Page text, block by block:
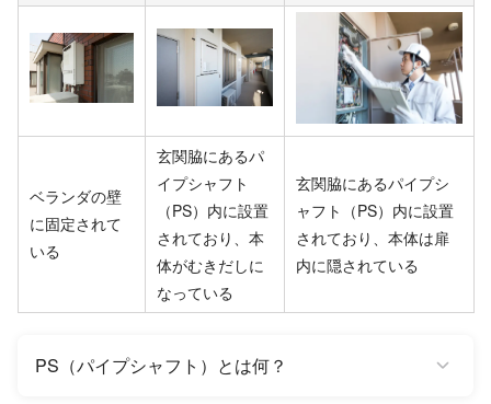
ベランダの壁
に固定されて
いる
玄関脇にあるパ
イプシャフト
（PS）内に設置
されており、本
体がむきだしに
なっている
玄関脇にあるパイプシ
ャフト（PS）内に設置
されており、本体は扉
内に隠されている
PS（パイプシャフト）とは何？